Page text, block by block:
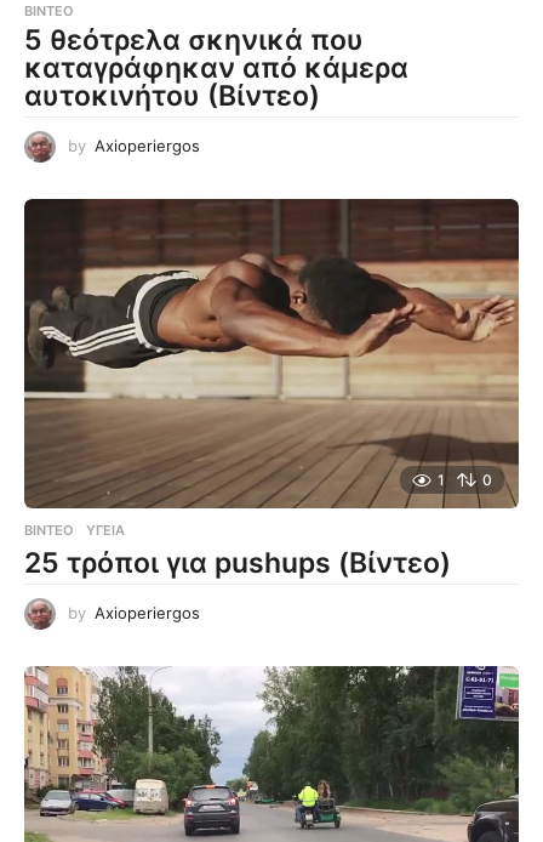
ΒΊΝΤΕΟ
5 θεότρελα σκηνικά που
καταγράφηκαν από κάμερα
αυτοκινήτου (Βίντεο)
by Axioperiergos
1 0
ΒΊΝΤΕΟ ΥΓΕΊΑ
25 τρόποι για pushups (Βίντεο)
by Axioperiergos